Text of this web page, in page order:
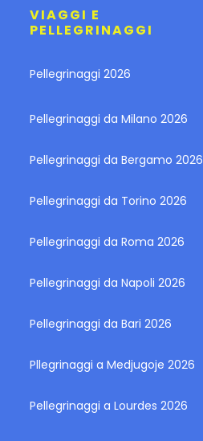
VIAGGI E
PELLEGRINAGGI
Pellegrinaggi 2026
Pellegrinaggi da Milano 2026
Pellegrinaggi da Bergamo 2026
Pellegrinaggi da Torino 2026
Pellegrinaggi da Roma 2026
Pellegrinaggi da Napoli 2026
Pellegrinaggi da Bari 2026
Pllegrinaggi a Medjugoje 2026
Pellegrinaggi a Lourdes 2026